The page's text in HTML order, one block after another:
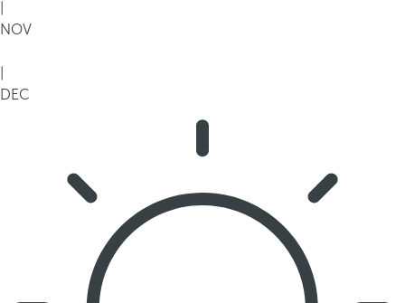
NOV
DEC